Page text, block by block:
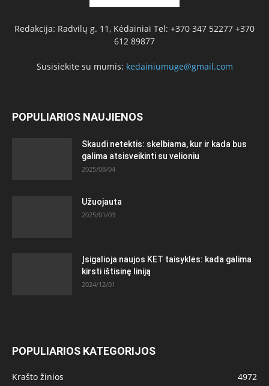
Redakcija: Radvilų g. 11, Kėdainiai Tel: +370 347 52277 +370
612 89877
Susisiekite su mumis: kedainiumuge@gmail.com
POPULIARIOS NAUJIENOS
Skaudi netektis: skelbiama, kur ir kada bus
galima atsisveikinti su velioniu
2025/08/04
Užuojauta
2025/01/03
Įsigalioja naujos KET taisyklės: kada galima
kirsti ištisinę liniją
2024/12/01
POPULIARIOS KATEGORIJOS
Krašto žinios 4972